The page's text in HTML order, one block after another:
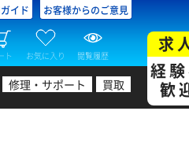
イド お客様からのご意見
ト お気に入り 閲覧履歴
修理・サポート 買取
求
経
歓